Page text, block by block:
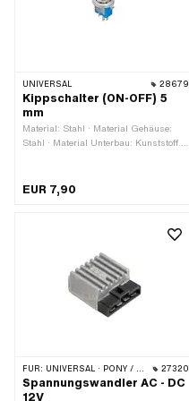
UNIVERSAL 28679
Kippschalter (ON-OFF) 5
mm
Material: Stahl · Material Gehäuse:
Stahl · Material Unterbau: Kunststoff ·
mm · Höhe: 8.2 mm · Funktionen: Licht
aus · Funktionen: Licht ein ·
Stellungen: 2 Stk. · Gesamtlänge: 28.4
EUR 7,90
FÜR: UNIVERSAL · PONY / CILO (BETA 521 & 512) · TOMOS 27320
Spannungswandler AC - DC
12V